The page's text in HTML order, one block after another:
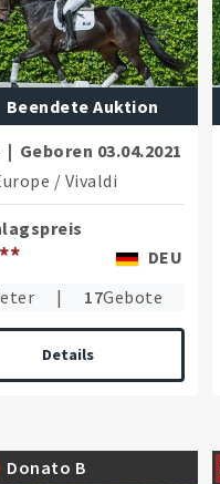
Beendete Auktion
| Geboren 03.04.2021
/ Vivaldi
DEU
| 17Gebote
Details
Donato B
für den